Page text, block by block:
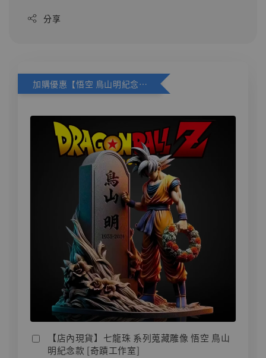
分享
加購優惠【悟空 鳥山明紀念款 [奇蹟工作室]】
【店內現貨】七龍珠 系列蒐藏雕像 悟空 鳥山
明紀念款 [奇蹟工作室]